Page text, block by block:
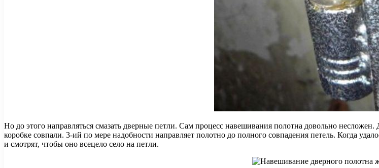
Но до этого направляться смазать дверные петли. Сам процесс навешивания полотна довольно
коробке совпали. 3-ий по мере надобности направляет полотно до полного совпадения петель. Когда
и смотрят, чтобы оно всецело село на петли.